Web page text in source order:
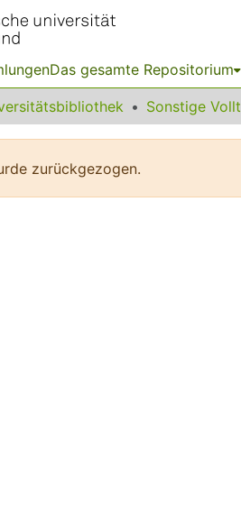
Das gesamte Repositorium
zurückgezogen.